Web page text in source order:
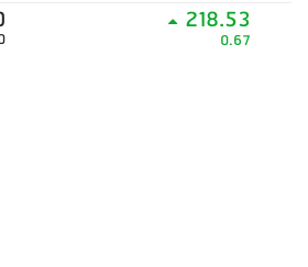
218.53
0.67